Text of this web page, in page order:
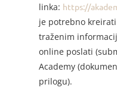
linka: https://
je potrebno
traženim
online poslati
Academy
prilogu).